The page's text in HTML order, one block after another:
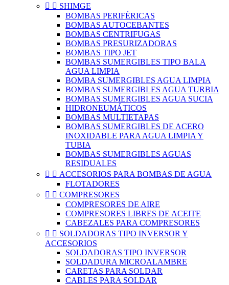
  SHIMGE
BOMBAS PERIFÉRICAS
BOMBAS AUTOCEBANTES
BOMBAS CENTRIFUGAS
BOMBAS PRESURIZADORAS
BOMBAS TIPO JET
BOMBAS SUMERGIBLES TIPO BALA
AGUA LIMPIA
BOMBA SUMERGIBLES AGUA LIMPIA
BOMBAS SUMERGIBLES AGUA TURBIA
BOMBAS SUMERGIBLES AGUA SUCIA
HIDRONEUMÁTICOS
BOMBAS MULTIETAPAS
BOMBAS SUMERGIBLES DE ACERO
INOXIDABLE PARA AGUA LIMPIA Y
TUBIA
BOMBAS SUMERGIBLES AGUAS
RESIDUALES
  ACCESORIOS PARA BOMBAS DE AGUA
FLOTADORES
  COMPRESORES
COMPRESORES DE AIRE
COMPRESORES LIBRES DE ACEITE
CABEZALES PARA COMPRESORES
  SOLDADORAS TIPO INVERSOR Y
ACCESORIOS
SOLDADORAS TIPO INVERSOR
SOLDADURA MICROALAMBRE
CARETAS PARA SOLDAR
CABLES PARA SOLDAR